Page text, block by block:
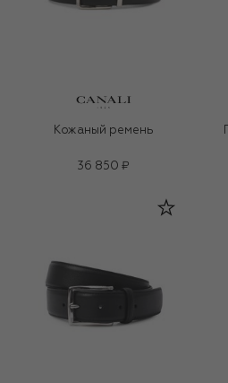
Кожаный ремень
36 850 ₽